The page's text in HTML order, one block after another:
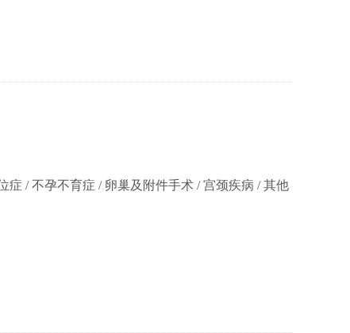
/ 不孕不育症 / 卵巢及附件手术 / 宫颈疾病 / 其他